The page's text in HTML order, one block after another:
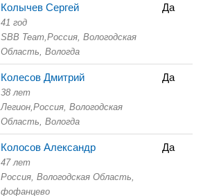
Колычев Сергей
41 год
SBB Team, Россия, Вологодская
Область, Вологда
Да
Колесов Дмитрий
38 лет
Легион, Россия, Вологодская
Область, Вологда
Да
Колосов Александр
47 лет
Россия, Вологодская Область,
фофанцево
Да